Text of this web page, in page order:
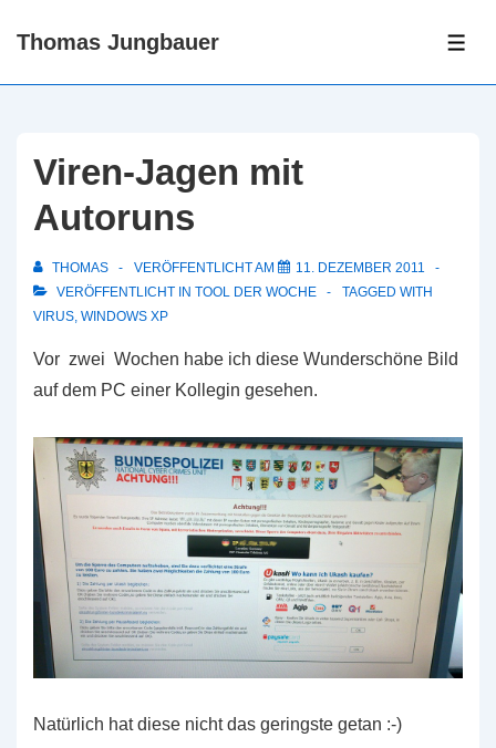
Thomas Jungbauer
Viren-Jagen mit
Autoruns
THOMAS VERÖFFENTLICHT AM
11. DEZEMBER 2011
VERÖFFENTLICHT IN TOOL DER WOCHE
TAGGED WITH
VIRUS, WINDOWS XP
Vor zwei Wochen habe ich diese Wunderschöne Bild
auf dem PC einer Kollegin gesehen.
Natürlich hat diese nicht das geringste getan :-)